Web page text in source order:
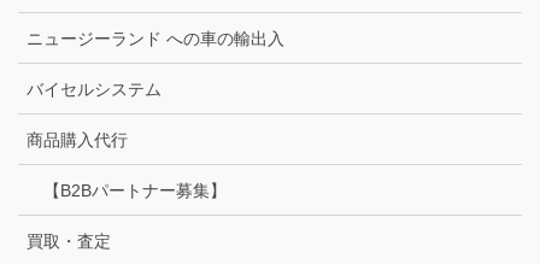
ニュージーランド への車の輸出入
バイセルシステム
商品購入代行
【B2Bパートナー募集】
買取・査定